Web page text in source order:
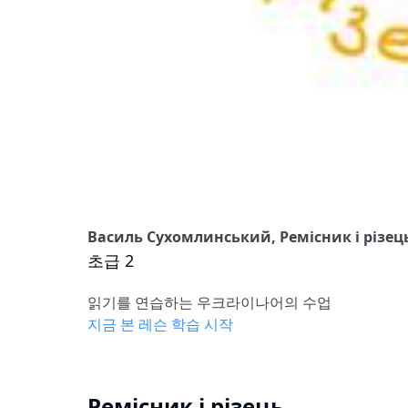
Василь Сухомлинський, Ремісник і
초급 2
읽기를 연습하는 우크라이나어의 수업
지금 본 레슨 학습 시작